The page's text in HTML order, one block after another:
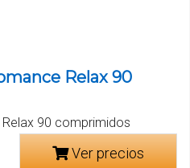
Relax 90
90 comprimidos
Ver precios